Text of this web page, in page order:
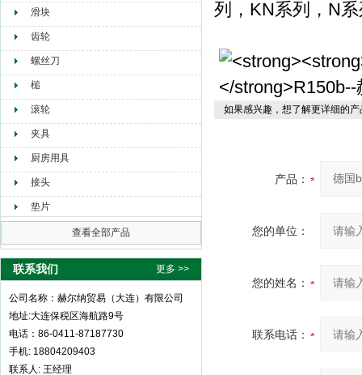
滑块
齿轮
螺丝刀
槌
滚轮
夹具
厨房用具
接头
垫片
查看全部产品
联系我们 更多 >>
公司名称：赫尔纳贸易（大连）有限公司
地址:大连保税区海航路9号
电话：86-0411-87187730
手机: 18804209403
联系人: 王经理
列，KN系列，N
如果感兴趣，想了解更详细的
产品：
您的单位：
您的姓名：
联系电话：